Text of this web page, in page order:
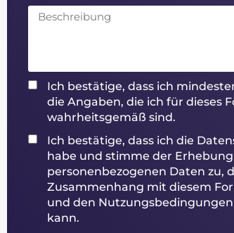
Ich bestätige, dass ich
die Angaben, die ich für dieses
wahrheitsgemäß sind.
Ich bestätige, dass ich die
habe und stimme der
personenbezogenen Daten zu,
Zusammenhang mit diesem
und den
kann.